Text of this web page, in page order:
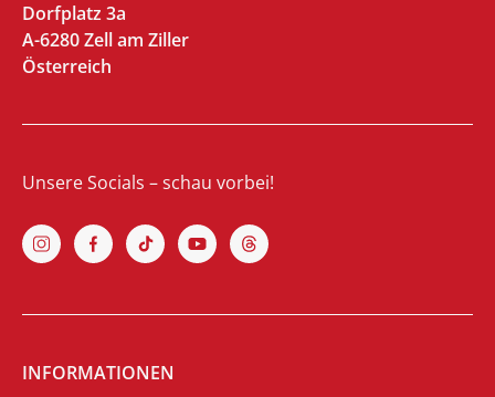
Dorfplatz 3a
A-6280 Zell am Ziller
Österreich
Unsere Socials – schau vorbei!
INFORMATIONEN